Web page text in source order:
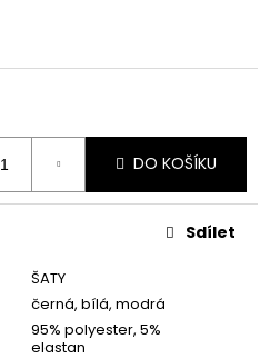
DO KOŠÍKU
ŠATY
černá, bílá, modrá
95% polyester, 5%
elastan
Sdílet